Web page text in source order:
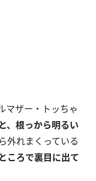
マザー・トッちゃ
、根っから明るい
外れまくっている
ころで裏目に出て